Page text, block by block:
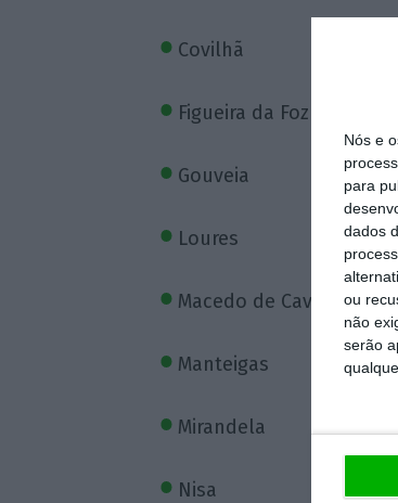
Nós e
para
dados
ou
não
serão
Covilhã
Figueira da Foz
Gouveia
Loures
Macedo de Cavaleiros
Manteigas
Mirandela
Nisa